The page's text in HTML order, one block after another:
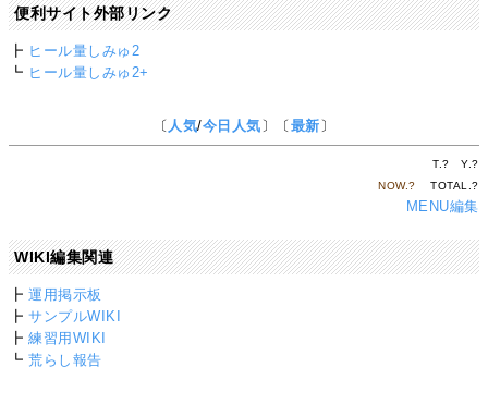
便利サイト外部リンク
┣ ヒール量しみゅ2
┗ ヒール量しみゅ2+
〔 人気/今日人気 〕〔 最新 〕
T.? Y.?
NOW.? TOTAL.?
MENU編集
WIKI編集関連
┣運用掲示板
┣サンプルWIKI
┣練習用WIKI
┗荒らし報告